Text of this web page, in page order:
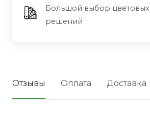
Большой выбор цветовых
решений
Отзывы Оплата Доставка